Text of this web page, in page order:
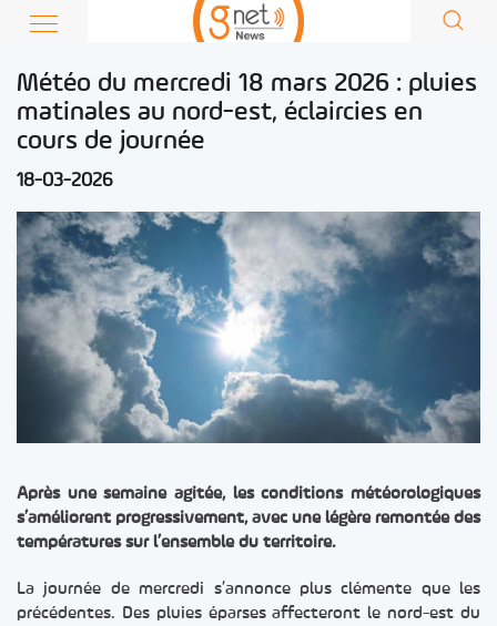
Météo du mercredi 18 mars 2026 : pluies
matinales au nord-est, éclaircies en
cours de journée
18-03-2026
Après une semaine agitée, les conditions météorologiques
s’améliorent progressivement, avec une légère remontée des
températures sur l’ensemble du territoire.
La journée de mercredi s’annonce plus clémente que les
précédentes. Des pluies éparses affecteront le nord-est du